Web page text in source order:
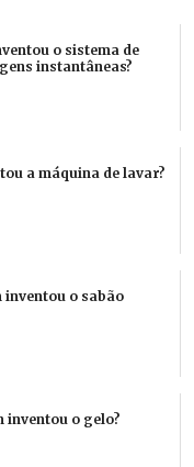
o sistema de
instantâneas?
a máquina de lavar?
inventou o sabão
inventou o gelo?